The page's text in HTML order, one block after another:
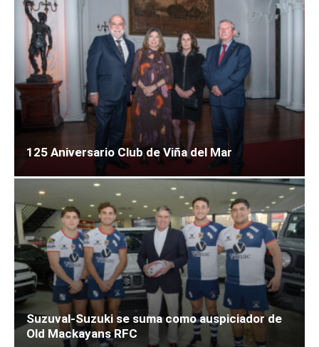
125 Aniversario Club de Viña del Mar
Suzuval-Suzuki se suma como auspiciador de
Old Mackayans RFC